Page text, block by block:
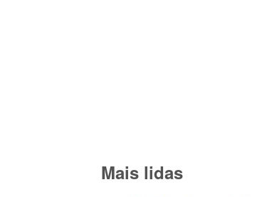
Mais lidas